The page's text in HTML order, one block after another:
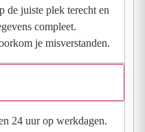
de juiste plek terecht en
compleet.
je misverstanden.
24 uur op werkdagen.